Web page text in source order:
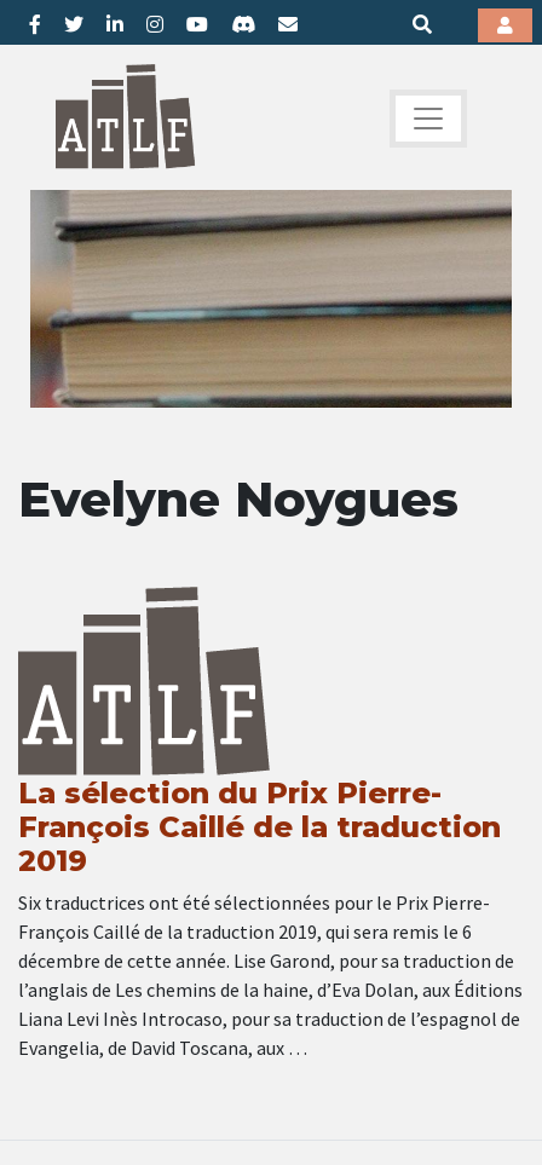
Evelyne Noygues
La sélection du Prix Pierre-
François Caillé de la traduction
2019
Six traductrices ont été sélectionnées pour le Prix Pierre-
François Caillé de la traduction 2019, qui sera remis le 6
décembre de cette année. Lise Garond, pour sa traduction de
l’anglais de Les chemins de la haine, d’Eva Dolan, aux Éditions
Liana Levi Inès Introcaso, pour sa traduction de l’espagnol de
Evangelia, de David Toscana, aux …